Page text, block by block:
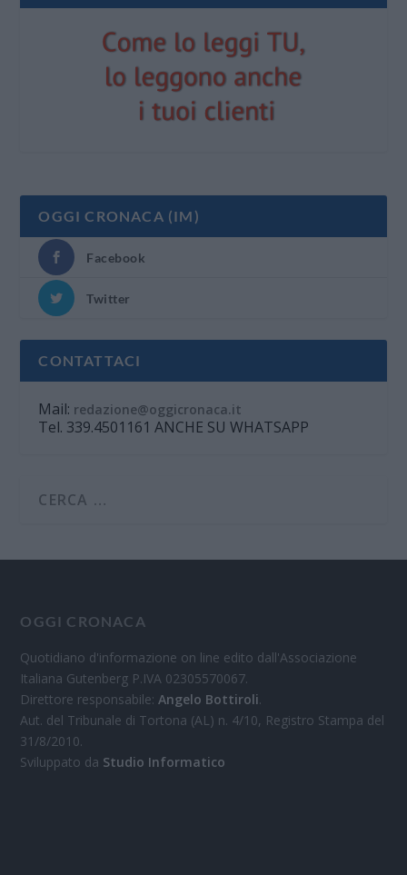
OGGI CRONACA (IM)
Facebook
Twitter
CONTATTACI
Mail: redazione@oggicronaca.it
Tel. 339.4501161 ANCHE SU WHATSAPP
OGGI CRONACA
Quotidiano d'informazione on line edito dall'Associazione
Italiana Gutenberg P.IVA 02305570067.
Direttore responsabile:Angelo Bottiroli.
Aut. del Tribunale di Tortona (AL) n. 4/10, Registro Stampa del
31/8/2010.
Sviluppato da Studio Informatico